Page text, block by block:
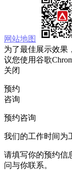
网站地图
为了最佳展示效果
议您使用谷歌
关闭
预约
咨询
预约咨询
我们的工作时间为
请填写你的预约信
问与你联系。